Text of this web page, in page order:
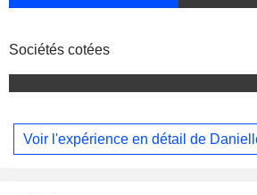
Sociétés cotées
Voir l'expérience en détail de